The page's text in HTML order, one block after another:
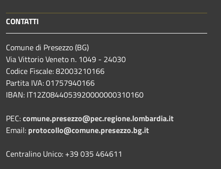
CONTATTI
Comune di Presezzo (BG)
Via Vittorio Veneto n. 1049 - 24030
Codice Fiscale: 82003210166
Partita IVA: 01757940166
IBAN: IT12Z0844053920000000310160
PEC:comune.presezzo@pec.regione.lombardia.it
Email: protocollo@comune.presezzo.bg.it
Centralino Unico: +39 035 464611